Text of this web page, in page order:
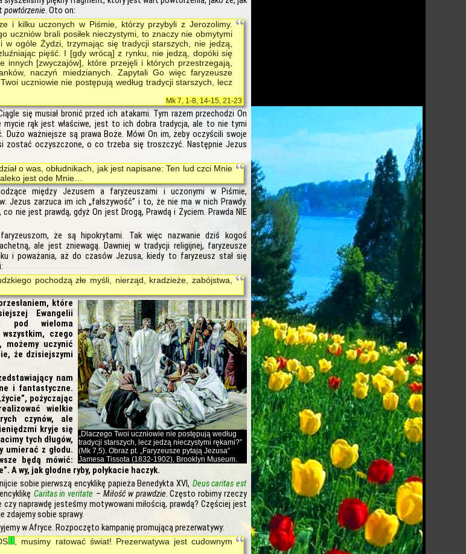
powtórzenie. Oto on:
i kilku uczonych w Piśmie, którzy przybyli z Jerozolimy.
uczniów brali posiłek nieczystymi, to znaczy nie obmytymi
w ogóle Żydzi, trzymając się tradycji starszych, nie jedzą,
pięść. I [gdy wrócą] z rynku, nie jedzą, dopóki się
innych [zwyczajów], które przejęli i których przestrzegają,
naczyń miedzianych. Zapytali Go więc faryzeusze
uczniowie nie postępują według tradycji starszych, lecz
Mk 7, 1-8, 14-15, 21-23
się musiał bronić przed ich atakami. Tym razem przechodzi On
mycie rąk jest właściwe, jest to ich dobra tradycja, ale to nie tymi
Dużo ważniejsze są prawa Boże. Mówi On im, żeby oczyścili swoje
zostać oczyszczone, o co trzeba się troszczyć. Następnie Jezus
o was, obłudnikach, jak jest napisane: Ten lud czci Mnie
jest ode Mnie…
między Jezusem a faryzeuszami i uczonymi w Piśmie,
Jezus zarzuca im ich „fałszywość” i to, że nie ma w nich Prawdy.
nie jest prawdą, gdyż On jest Drogą, Prawdą i Życiem. Prawda NIE
że są hipokrytami. Tak więc nazwanie dziś kogoś
ale jest zniewagą. Dawniej w tradycji religijnej, faryzeusze
i poważania, aż do czasów Jezusa, kiedy to faryzeusz stał się
pochodzą złe myśli, nierząd, kradzieże, zabójstwa,
„Dlaczego Twoi uczniowie nie postępują według
tradycji starszych, lecz jedzą nieczystymi rękami?”
(Mk 7,5). Obraz pt. „Faryzeusze pytają Jezusa”
Jamesa Tissota (1832-1902), Brooklyn Museum.
które
Ewangelii
pod wieloma
czego
możemy uczynić
że dzisiejszymi
nam
i fantastyczne.
pożyczając
wielkie
czynów, ale
kryje się
tych długów,
umierać z głodu.
będą mówić:
A wy, jak głodne ryby, połykacie haczyk.
sobie pierwszą encyklikę papieża Benedykta XVI, Deus caritas est
Caritas in veritate – Miłość w prawdzie. Często robimy rzeczy
czy naprawdę jesteśmy motywowani miłością, prawdą? Częściej jest
zdajemy sobie sprawy.
w Afryce. Rozpoczęto kampanię promującą prezerwatywy:
1
, musimy ratować świat! Prezerwatywa jest cudownym